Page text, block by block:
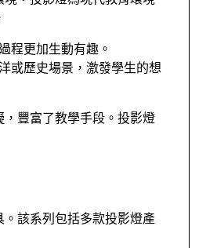
程更加生動有趣。
或歷史場景，激發學生的想
豐富了教學手段。投影燈
該系列包括多款投影燈產